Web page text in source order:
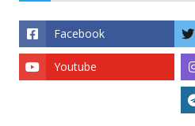
Facebook
Youtube